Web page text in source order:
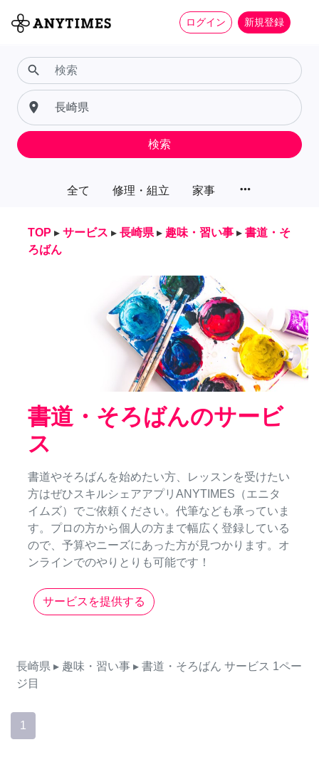
ログイン 新規登録
全て 修理・組立 家事 more_horiz
search
place
検索
TOP ▸ サービス ▸ 長崎県 ▸ 趣味・習い事 ▸ 書道・そ
ろばん
書道・そろばんのサービ
ス
書道やそろばんを始めたい方、レッスンを受けたい
方はぜひスキルシェアアプリANYTIMES（エニタ
イムズ）でご依頼ください。代筆なども承っていま
す。プロの方から個人の方まで幅広く登録している
ので、予算やニーズにあった方が見つかります。オ
ンラインでのやりとりも可能です！
サービスを提供する
長崎県 ▸ 趣味・習い事 ▸ 書道・そろばん サービス 1ペー
ジ目
1